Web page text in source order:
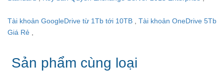
Tài khoản GoogleDrive từ 1Tb tới 10TB , Tài khoản OneDrive 5Tb
Giá Rẻ ,
Sản phẩm cùng loại